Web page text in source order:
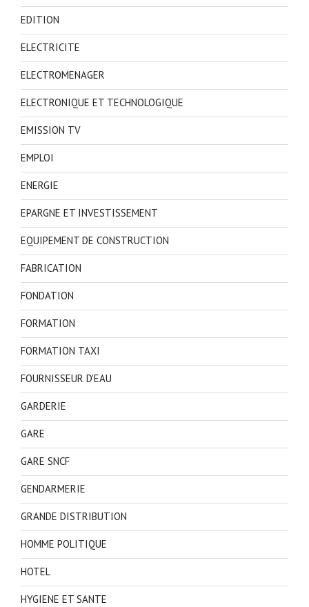
EDITION
ELECTRICITE
ELECTROMENAGER
ELECTRONIQUE ET TECHNOLOGIQUE
EMISSION TV
EMPLOI
ENERGIE
EPARGNE ET INVESTISSEMENT
EQUIPEMENT DE CONSTRUCTION
FABRICATION
FONDATION
FORMATION
FORMATION TAXI
FOURNISSEUR D'EAU
GARDERIE
GARE
GARE SNCF
GENDARMERIE
GRANDE DISTRIBUTION
HOMME POLITIQUE
HOTEL
HYGIENE ET SANTE